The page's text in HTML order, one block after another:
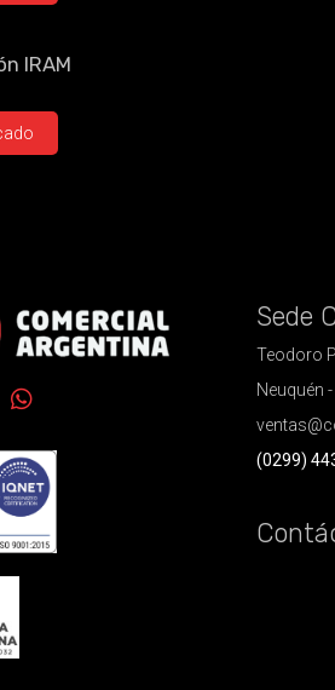
IRAM
Sede
Teodoro
Neuquén
(0299)